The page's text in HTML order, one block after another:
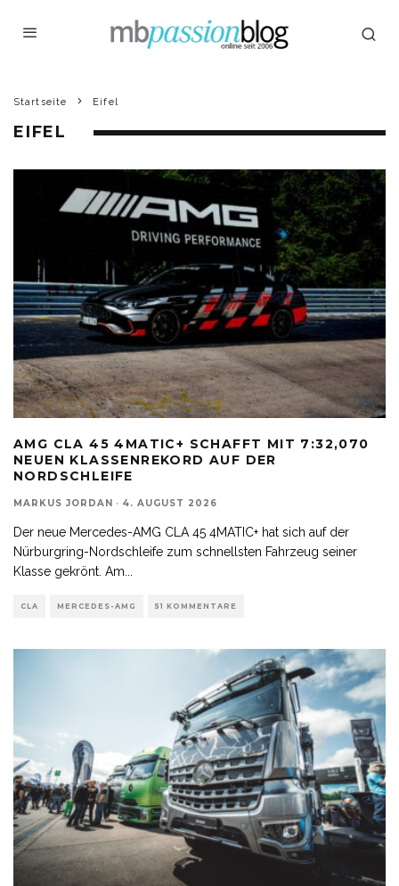
Startseite Eifel
EIFEL
AMG CLA 45 4MATIC+ SCHAFFT MIT 7:32,070
NEUEN KLASSENREKORD AUF DER
NORDSCHLEIFE
MARKUS JORDAN · 4. AUGUST 2026
Der neue Mercedes-AMG CLA 45 4MATIC+ hat sich auf der
Nürburgring-Nordschleife zum schnellsten Fahrzeug seiner
Klasse gekrönt. Am
CLA MERCEDES-AMG 51 KOMMENTARE